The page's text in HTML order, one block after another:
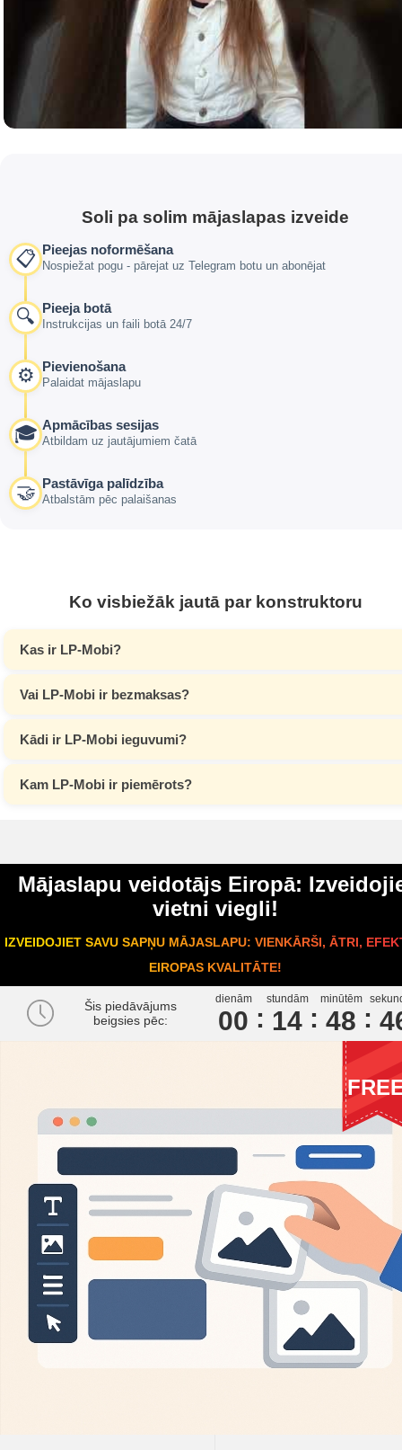
Soli pa solim mājaslapas izveide
📋 Pieejas noformēšana
Nospiežat pogu - pārejat uz Telegram botu un abonējat
🔍 Pieeja botā
Instrukcijas un faili botā 24/7
⚙️ Pievienošana
Palaidat mājaslapu
🎓 Apmācības sesijas
Atbildam uz jautājumiem čatā
🤝 Pastāvīga palīdzība
Atbalstām pēc palaišanas
Ko visbiežāk jautā par konstruktoru
Kas ir LP-Mobi?
Vai LP-Mobi ir bezmaksas?
Kādi ir LP-Mobi ieguvumi?
Kam LP-Mobi ir piemērots?
Mājaslapu veidotājs Eiropā:
vietni viegli!
IZVEIDOJIET SAVU SAPŅU MĀJASLAPU: VIENKĀRŠI, ĀTRI,
EIROPAS KVALITĀTE!
Šis piedāvājums
beigsies pēc:
dienām
00
stundām
14
minūtēm
48 4